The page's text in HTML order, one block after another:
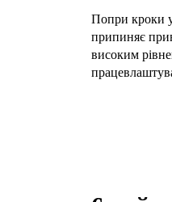
Попри кроки
припиняє
високим